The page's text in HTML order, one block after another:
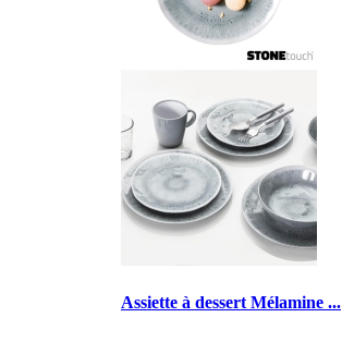
Assiette à dessert Mélamine ...